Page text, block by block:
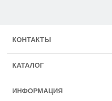
КОНТАКТЫ
КАТАЛОГ
ИНФОРМАЦИЯ